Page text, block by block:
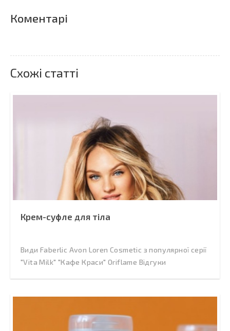
Коментарі
Схожі статті
Крем-суфле для тіла
Види Faberlic Avon Loren Cosmetic з популярної серії
"Vita Milk" "Кафе Краси" Oriflame Відгуки